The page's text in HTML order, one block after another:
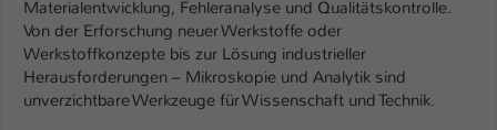
Materialentwicklung, Fehleranalyse und Qualitätskontrolle.
Von der Erforschung neuer Werkstoffe oder
Werkstoffkonzepte bis zur Lösung industrieller
Herausforderungen – Mikroskopie und Analytik sind
unverzichtbare Werkzeuge für Wissenschaft und Technik.
Zweck
Dieses Cookie ist ein Standard-Session-
Cookie von TYPO3. Es speichert im Fall
eines Intranet-Logins die Session-ID. So
kann der eingeloggte Benutzer
wiedererkannt werden und es wird ihm